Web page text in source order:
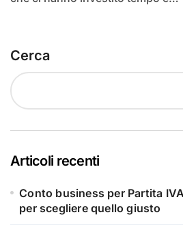
Cerca
Articoli recenti
Conto business per Partita
per scegliere quello giusto